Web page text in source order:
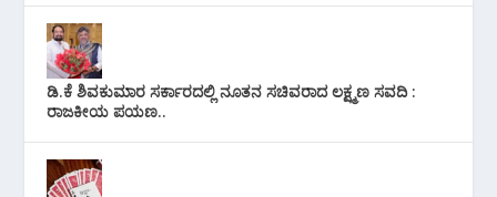
ಡಿ.ಕೆ ಶಿವಕುಮಾರ ಸರ್ಕಾರದಲ್ಲಿ ನೂತನ ಸಚಿವರಾದ ಲಕ್ಷ್ಮಣ ಸವದಿ :
ರಾಜಕೀಯ ಪಯಣ..